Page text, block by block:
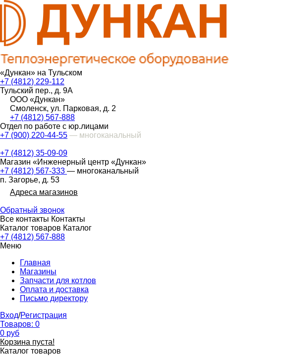
«Дункан» на Тульском
+7 (4812) 229-112
Тульский пер., д. 9А
ООО «Дункан»
Смоленск, ул. Парковая, д. 2
+7 (4812) 567-888
Отдел по работе с юр.лицами
+7 (900) 220-44-55 — многоканальный
+7 (4812) 35-09-09
Магазин «Инженерный центр «Дункан»
+7 (4812) 567-333 — многоканальный
п. Загорье, д. 53
Адреса магазинов
Обратный звонок
Все контакты Контакты
Каталог товаров Каталог
+7 (4812) 567-888
Меню
Главная
Магазины
Запчасти для котлов
Оплата и доставка
Письмо директору
Вход/Регистрация
Товаров: 0
0 руб
Корзина пуста!
Каталог товаров